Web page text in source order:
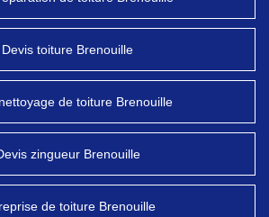
Devis toiture Brenouille
de toiture Brenouille
zingueur Brenouille
de toiture Brenouille